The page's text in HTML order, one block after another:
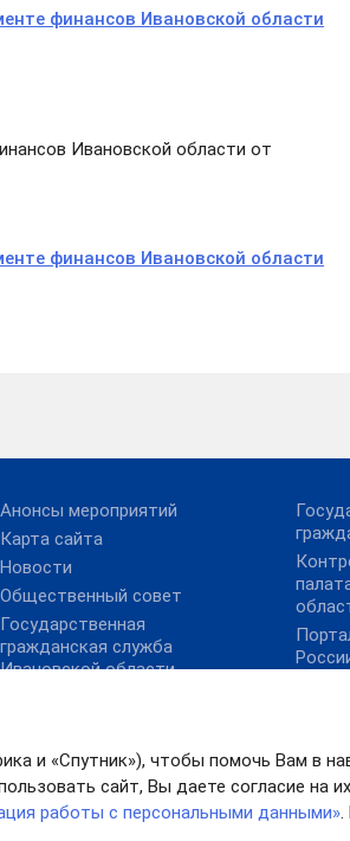
и «Спутник»), чтобы помочь Вам в
сайт, Вы даете согласие на
работы с персональными данными».
финансов Ивановской области
Ивановской области от
финансов Ивановской области
Анонсы мероприятий
Карта сайта
Новости
Общественный совет
Государственная
гражданская служба
Ивановской области